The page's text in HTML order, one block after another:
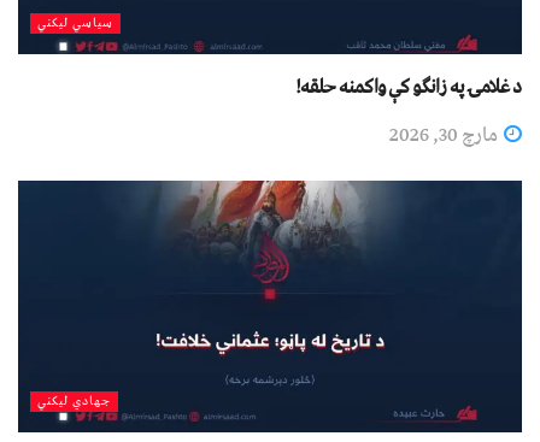
سیاسي لیکني
د غلامۍ په زانګو کې واکمنه حلقه!
مارچ 30, 2026
جهادي لیکني